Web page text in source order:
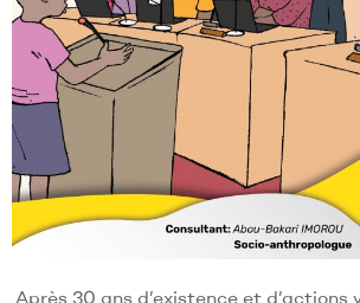
Après 30 ans d’existence et d’actions